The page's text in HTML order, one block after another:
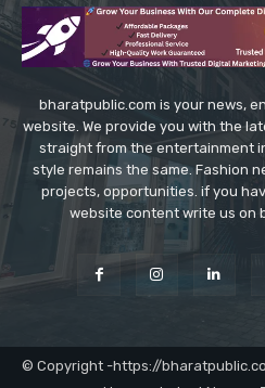
bharatpublic.com is your news,
website. We provide you with the
straight from the entertainment
style remains the same. Fashion
projects, opportunities. if you
website content write us on
© Copyright -https://